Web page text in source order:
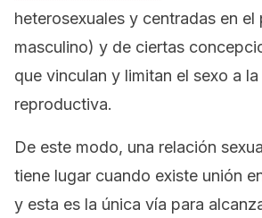
heterosexuales y centradas en el
masculino) y de ciertas
que vinculan y limitan el sexo a
reproductiva.
De este modo, una relación
tiene lugar cuando existe unión
y esta es la única vía para